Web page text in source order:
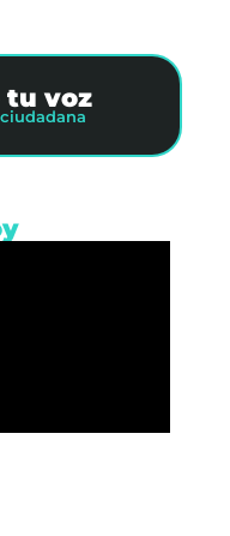
tu voz